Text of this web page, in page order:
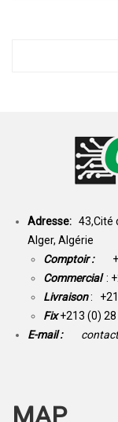
Adresse: 43,Cité
Alger, Algérie
Comptoir :
Commercial :
Livraison:
Fix +213 (0)
E-mail :
MAP